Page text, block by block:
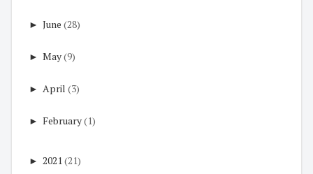
► June (28)
► May(9)
► April (3)
► February(1)
► 2021 (21)